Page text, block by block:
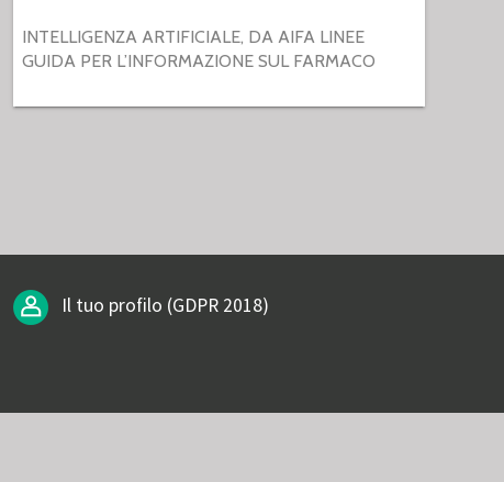
INTELLIGENZA ARTIFICIALE, DA AIFA LINEE
GUIDA PER L’INFORMAZIONE SUL FARMACO
Il tuo profilo (GDPR 2018)